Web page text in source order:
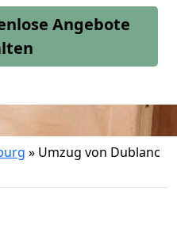
Angebote
» Umzug von Dublanc